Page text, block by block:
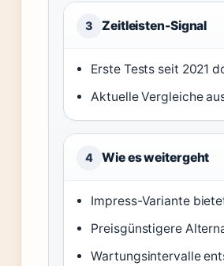
3 Zeitleisten-Signal
Erste Tests seit 2021
Aktuelle Vergleiche
4 Wie es weitergeht
Impress-Variante
Preisgünstigere
Wartungsintervalle